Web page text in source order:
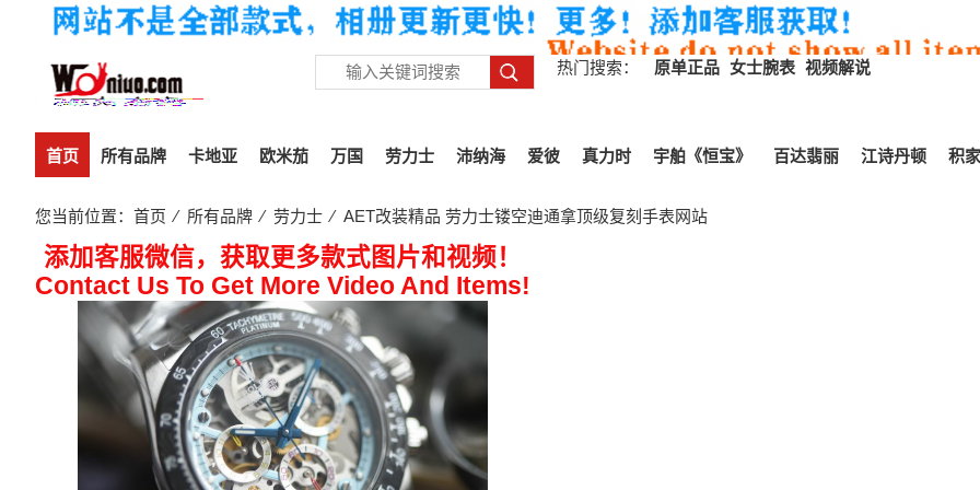
热门搜索： 原单正品 女士腕表 视频解说
首页 所有品牌 卡地亚 欧米茄 万国 劳力士 沛纳海 爱彼 真力时 宇舶《恒宝》 百达翡丽 江诗丹顿 积家
您当前位置： 首页 ⁄ 所有品牌 ⁄ 劳力士 ⁄ AET改装精品 劳力士镂空迪通拿顶级复刻手表网站
添加客服微信，获取更多款式图片和视频！
Contact Us To Get More Video And Items!